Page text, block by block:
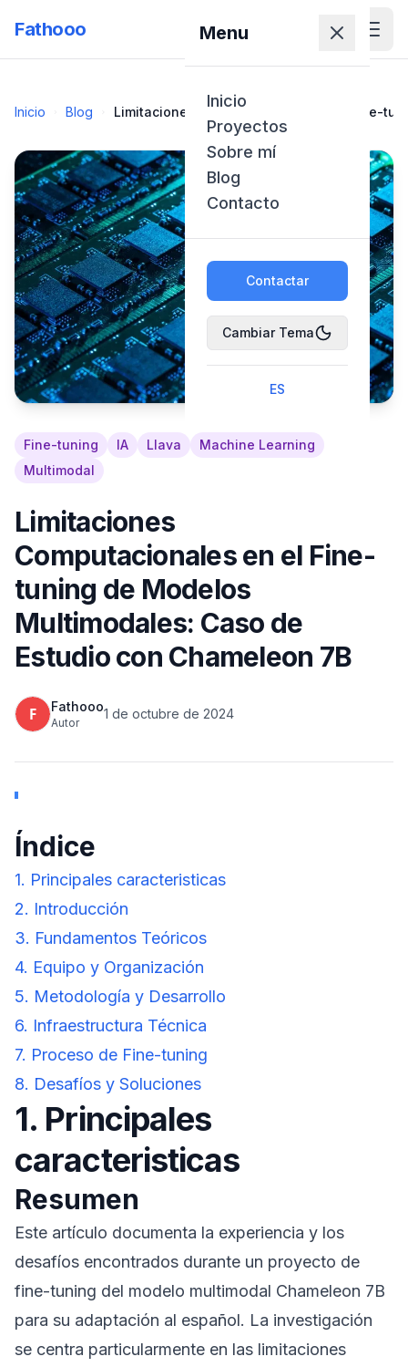
Fathooo Menu
Inicio
Proyectos
Sobre mí
Blog
Contacto
Contactar
Cambiar Tema
ES
Inicio Blog Limitaciones Computacionales en el Fine-
Fine-tuning IA Llava
Machine Learning
Multimodal
Limitaciones
Computacionales en el Fine-
tuning de Modelos
Multimodales: Caso de
Estudio con Chameleon 7B
Fathooo
Autor
1 de octubre de 2024
Índice
1. Principales caracteristicas
2. Introducción
3. Fundamentos Teóricos
4. Equipo y Organización
5. Metodología y Desarrollo
6. Infraestructura Técnica
7. Proceso de Fine-tuning
8. Desafíos y Soluciones
1. Principales
caracteristicas
Resumen
Este artículo documenta la experiencia y los
desafíos encontrados durante un proyecto de
fine-tuning del modelo multimodal Chameleon 7B
para su adaptación al español. La investigación
se centra particularmente en las limitaciones